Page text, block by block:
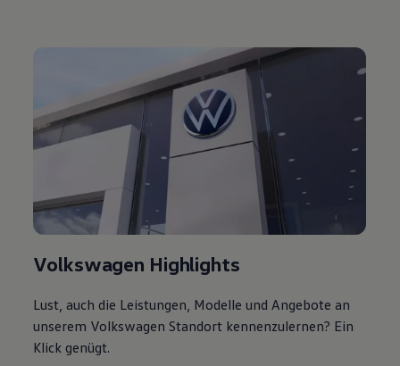
Volkswagen Highlights
Lust, auch die Leistungen, Modelle und Angebote an
unserem Volkswagen Standort kennenzulernen? Ein
Klick genügt.